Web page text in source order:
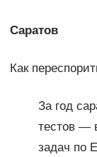
Саратов
Как
За год
тестов —
задач по